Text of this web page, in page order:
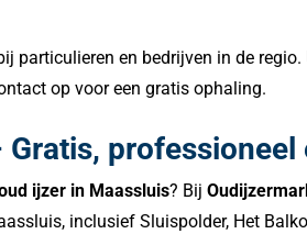
en bedrijven in de
op voor een gratis ophaling.
ijzer in Maassluis? Bij
inclusief Sluispolder, Het